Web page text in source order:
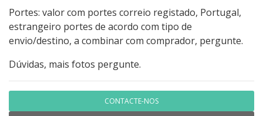
Portes: valor com portes correio registado, Portugal,
estrangeiro portes de acordo com tipo de
envio/destino, a combinar com comprador, pergunte.
Dúvidas, mais fotos pergunte.
CONTACTE-NOS